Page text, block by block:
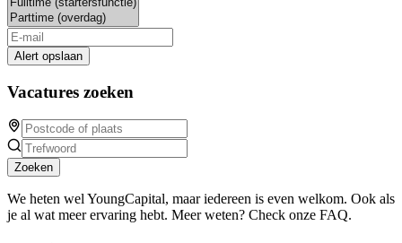
Alert opslaan
Vacatures zoeken
Zoeken
We heten wel YoungCapital, maar iedereen is even welkom. Ook als
je al wat meer ervaring hebt. Meer weten? Check onze FAQ.